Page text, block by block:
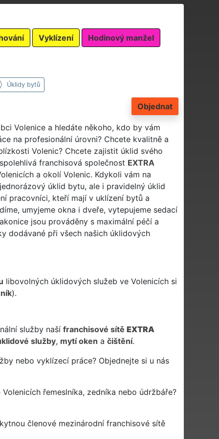
Vyklízení Hodinový manžel
Úklidy bytů
Objednat
Volenice a hledáte někoho, kdo by vám
na profesionální úrovni? Chcete kvalitně a
Volenic? Chcete zajistit úklid svého
franchisová společnost EXTRA
a okolí Volenic. Kdykoli vám na
úklid bytu, ale i pravidelný úklid
pracovníci, kteří mají v uklízení bytů a
umyjeme okna i dveře, vytepujeme sedací
jsou prováděny s maximální péčí a
dodávané při všech našich úklidových
libovolných úklidových služeb ve Volenicích si
).
služby naší franchisové sítě EXTRA
služby, mytí oken a čištění.
nebo vyklízecí práce? Objednejte si u nás
řemeslníka, zedníka nebo údržbáře?
členové mezinárodní franchisové sítě